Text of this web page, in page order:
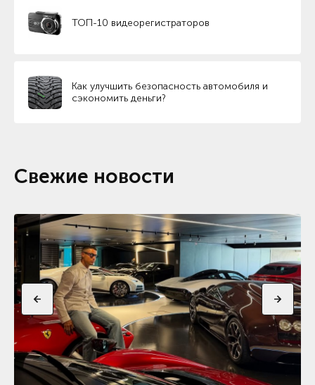
ТОП-10 видеорегистраторов
Как улучшить безопасность автомобиля и
сэкономить деньги?
Свежие новости